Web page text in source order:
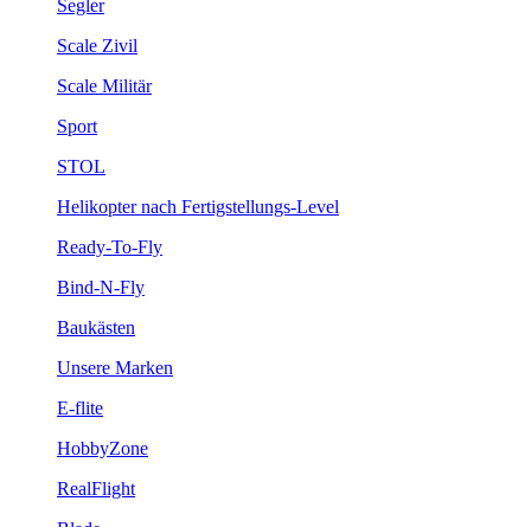
Segler
Scale Zivil
Scale Militär
Sport
STOL
Helikopter nach Fertigstellungs-Level
Ready-To-Fly
Bind-N-Fly
Baukästen
Unsere Marken
E-flite
HobbyZone
RealFlight